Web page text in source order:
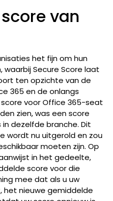
van
het fijn om hun
Secure Score laat
ten opzichte van de
365 en de onlangs
voor Office 365-seat
zien, was een score
dezelfde branche. Dit
wordt nu uitgerold en zou
moeten zijn. Op
in het gedeelte,
score voor die
mee dat als u uw
het nieuwe gemiddelde